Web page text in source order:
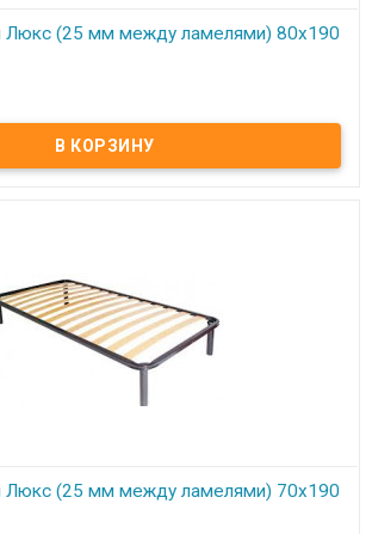
Люкс (25 мм между ламелями) 80х190
(25 мм между ламелями) 80х190 см
Материал ламели: бук Материал втулки:
односпальный Ламель: количество - 21(22)
Люкс (25 мм между ламелями) 70х190